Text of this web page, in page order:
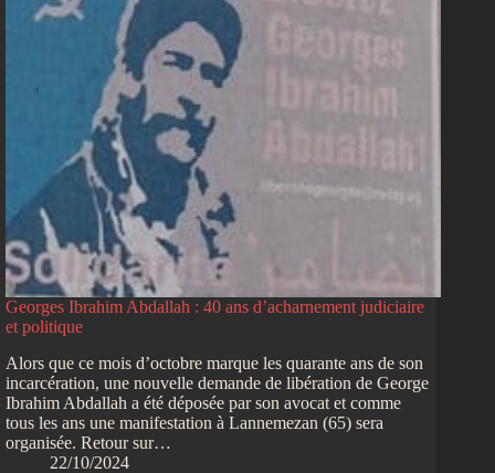
Georges Ibrahim Abdallah : 40 ans d’acharnement judiciaire
et politique
Alors que ce mois d’octobre marque les quarante ans de son
incarcération, une nouvelle demande de libération de George
Ibrahim Abdallah a été déposée par son avocat et comme
tous les ans une manifestation à Lannemezan (65) sera
organisée. Retour sur…
22/10/2024